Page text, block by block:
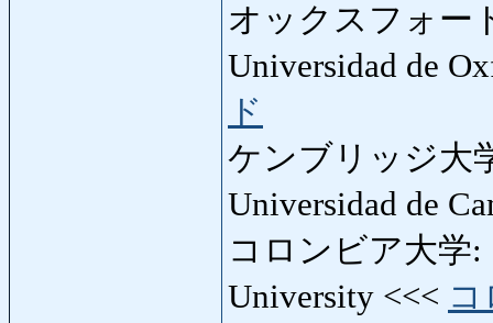
オックスフォー
Universidad de
ド
ケンブリッジ大
Universidad de
コロンビア大学
University <<<